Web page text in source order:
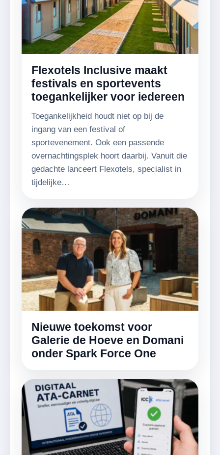
Flexotels Inclusive maakt
festivals en sportevents
toegankelijker voor iedereen
Toegankelijkheid houdt niet op bij de
ingang van een festival of
sportevenement. Ook een passende
overnachtingsplek hoort daarbij. Vanuit die
gedachte lanceert Flexotels, specialist in
tijdelijke…
Nieuwe toekomst voor
Galerie de Hoeve en Domani
onder Spark Force One